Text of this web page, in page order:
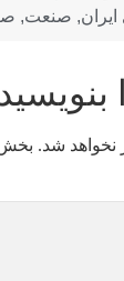
, صنعت,
بنویسید
نخواهد شد.